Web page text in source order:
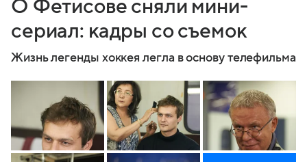
О Фетисове сняли мини-
сериал: кадры со съемок
Жизнь легенды хоккея легла в основу телефильма